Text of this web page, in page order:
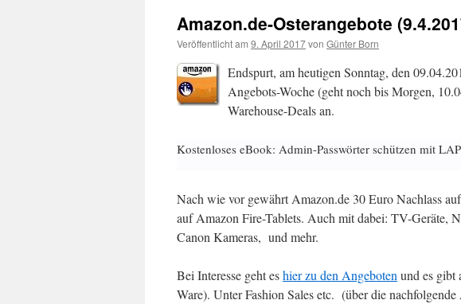
Amazon.de-Osterangebote
Veröffentlicht am 9. April 2017von Günter Born
Endspurt, am heutigen Sonntag, den
Angebots-Woche (geht noch bis Morgen,
Warehouse-Deals an.
Kostenloses eBook: Admin-Passwörter schützen mit
Nach wie vor gewährt Amazon.de 30 Euro Nachlass
auf Amazon Fire-Tablets. Auch mit dabei: TV-Geräte,
Canon Kameras, und mehr.
Bei Interesse geht eshier zu den Angeboten und es gibt
Ware). Unter Fashion Sales etc. (über die